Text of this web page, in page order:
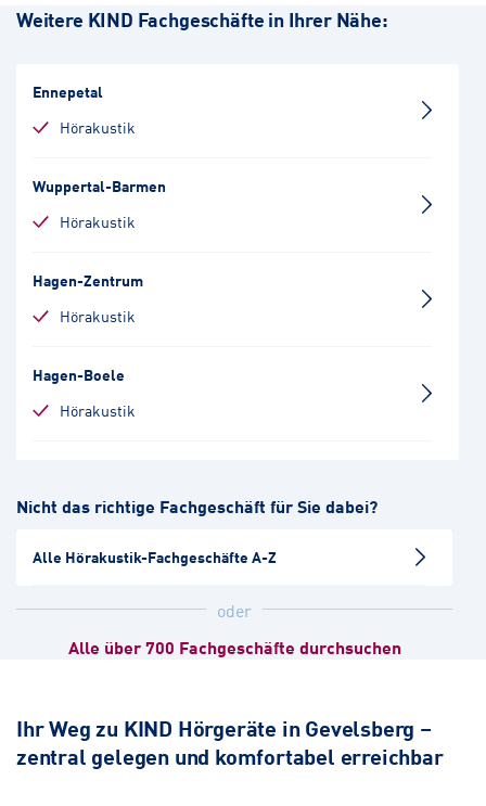
Weitere KIND Fachgeschäfte in Ihrer Nähe:
Ennepetal
Hörakustik
Wuppertal-Barmen
Hörakustik
Hagen-Zentrum
Hörakustik
Hagen-Boele
Hörakustik
Hörakustik
Witten
Remscheid
Bochum-Zentrum
Nicht das richtige Fachgeschäft für Sie dabei?
Alle Hörakustik-Fachgeschäfte A-Z
oder
Alle über 700 Fachgeschäfte durchsuchen
Ihr Weg zu KIND Hörgeräte in Gevelsberg –
zentral gelegen und komfortabel erreichbar